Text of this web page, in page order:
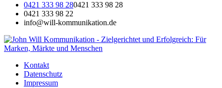
0421 333 98 280421 333 98 28
0421 333 98 22
info@will-kommunikation.de
Kontakt
Datenschutz
Impressum